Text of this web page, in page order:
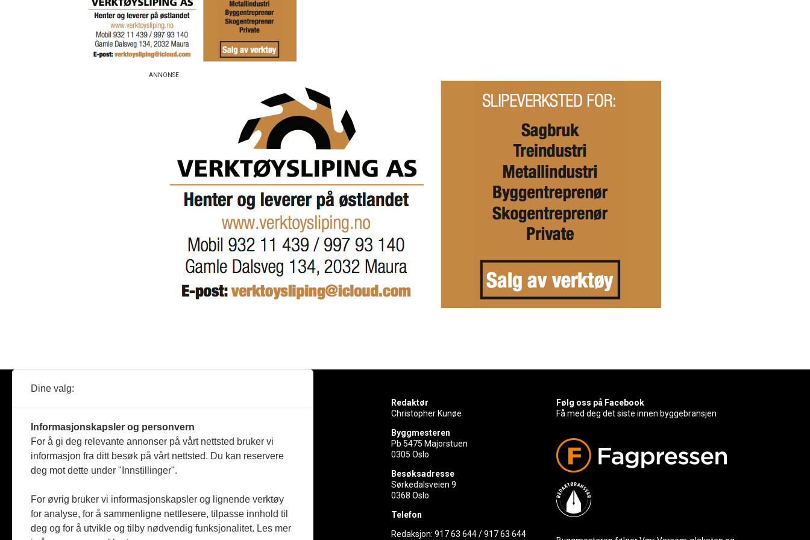
Reportasje
Produkter
Jobbmarked
Redaktør
Christopher Kunøe
Byggmesteren
Pb 5475 Majorstuen
0305 Oslo
Besøksadresse
Sørkedalsveien 9
0368 Oslo
Telefon
Redaksjon:917 63 644/917 63 644
Følg oss på Facebook
Få med deg det siste innen byggebransjen
Dine valg:
Informasjonskapsler og personvern
For å gi deg relevante annonser på vårt nettsted bruker vi
informasjon fra ditt besøk på vårt nettsted. Du kan reservere
deg mot dette under "Innstillinger".
For øvrig bruker vi informasjonskapsler og lignende verktøy
for analyse, for å sammenligne nettlesere, tilpasse innhold til
deg og for å utvikle og tilby nødvendig funksjonalitet. Les mer